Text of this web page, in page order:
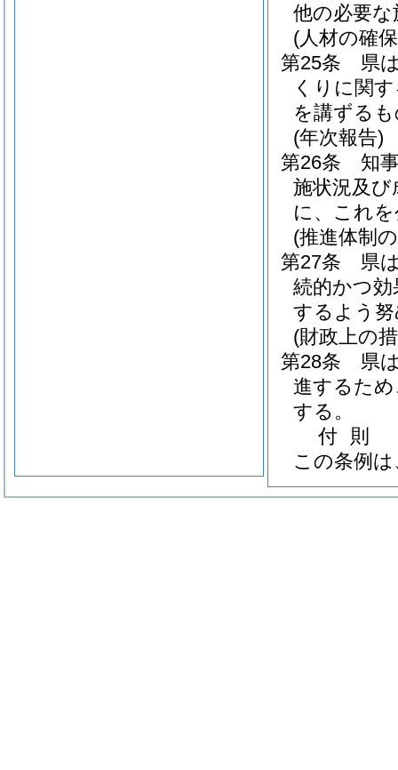
他の必要
(人材の確
第25条
県
くりに関
を講ずる
(年次報告)
第26条
知
施状況及
に、これ
(推進体制
第27条
県
続的かつ
するよう
(財政上の
第28条
県
進するた
する。
付 則
この条例